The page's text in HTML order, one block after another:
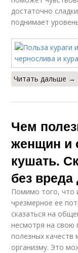
достаточно
поднимает
Читать дальше →
Чем
женщин и
кушать.
без
Помимо того, что
чрезмерное ее
сказаться на
несмотря на свою
полезных качеств
организму. Это